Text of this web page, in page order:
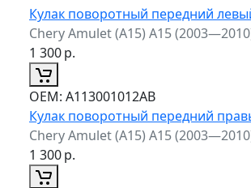
Кулак поворотный передний
Chery Amulet (A15) A15
1 300р.
ОЕМ: A113001012AB
Кулак поворотный передний
Chery Amulet (A15) A15
1 300р.